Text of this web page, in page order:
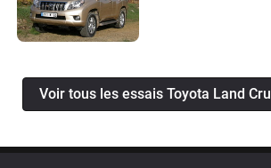
Voir tous les essais Toyota Land